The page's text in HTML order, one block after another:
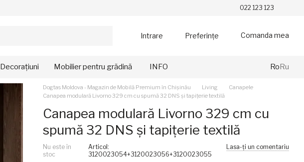
022 123 123
Intrare Preferințe Comanda mea
Decorațiuni Mobilier pentru grădină INFO RoRu
Dogtas Moldova - Magazin de Mobilă Premium în Chișinău Living
Canapele
Canapea modulară Livorno 329 cm cu spumă 32 DNS și tapițerie textilă
Canapea modulară Livorno 329 cm cu
spumă 32 DNS și tapițerie textilă
Nu este în
stoc
Articol:
3120023054+3120023056+3120023055
Lasa-ți un comentariu